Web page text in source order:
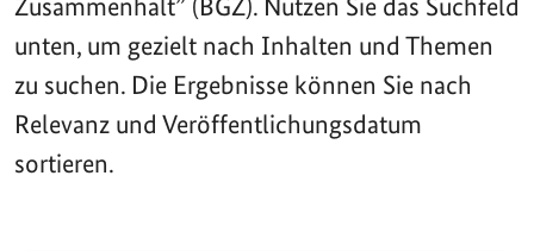
unten, um gezielt nach Inhalten und Themen
zu suchen. Die Ergebnisse können Sie nach
Relevanz und Veröffentlichungsdatum
sortieren.